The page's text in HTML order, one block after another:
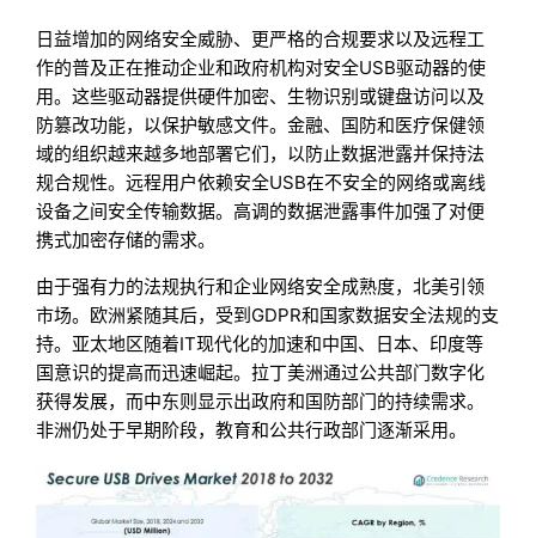
日益增加的网络安全威胁、更严格的合规要求以及远程工
作的普及正在推动企业和政府机构对安全USB驱动器的使
用。这些驱动器提供硬件加密、生物识别或键盘访问以及
防篡改功能，以保护敏感文件。金融、国防和医疗保健领
域的组织越来越多地部署它们，以防止数据泄露并保持法
规合规性。远程用户依赖安全USB在不安全的网络或离线
设备之间安全传输数据。高调的数据泄露事件加强了对便
携式加密存储的需求。
由于强有力的法规执行和企业网络安全成熟度，北美引领
市场。欧洲紧随其后，受到GDPR和国家数据安全法规的支
持。亚太地区随着IT现代化的加速和中国、日本、印度等
国意识的提高而迅速崛起。拉丁美洲通过公共部门数字化
获得发展，而中东则显示出政府和国防部门的持续需求。
非洲仍处于早期阶段，教育和公共行政部门逐渐采用。